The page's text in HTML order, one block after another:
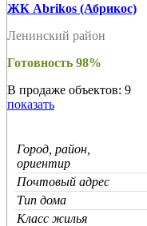
ЖК Abrikos (Абрикос)
Ленинский район
Готовность 98%
В продаже объектов: 9
показать
Город, район,
ориентир
Почтовый адрес
Тип дома
Класс жилья